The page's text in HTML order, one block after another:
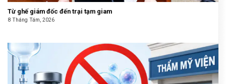
Từ ghế giám đốc đến trại tạm giam
8 Tháng Tám, 2026